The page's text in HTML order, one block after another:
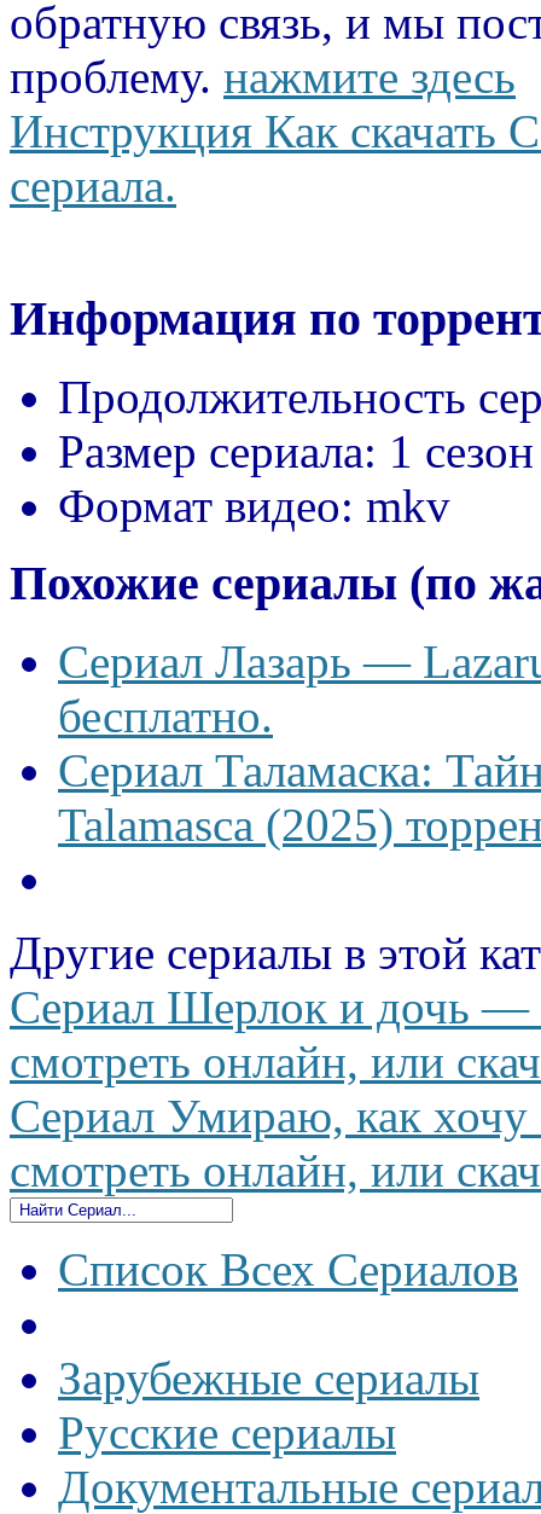
обратную связь, и мы
проблему. нажмите здесь
Инструкция Как скачать
сериала.
Информация по
Продолжительность
Размер сериала: 1
Формат видео: mkv
Похожие сериалы (по
Сериал Лазарь —
бесплатно.
Сериал Таламаска:
Talamasca (2025)
Другие сериалы в этой
Сериал Шерлок и дочь —
смотреть онлайн, или
Сериал Умираю, как
смотреть онлайн, или
Список Всех Сериалов
Зарубежные сериалы
Русские сериалы
Документальные